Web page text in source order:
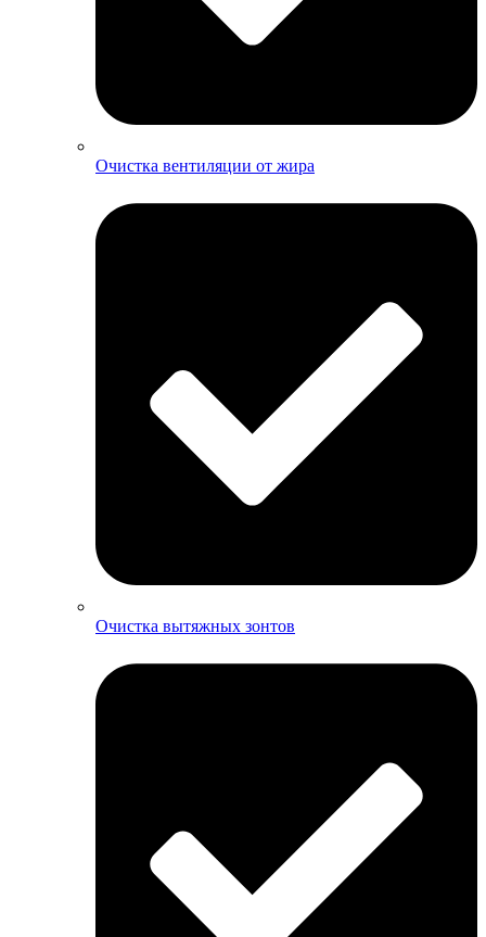
Очистка вентиляции от жира
Очистка вытяжных зонтов